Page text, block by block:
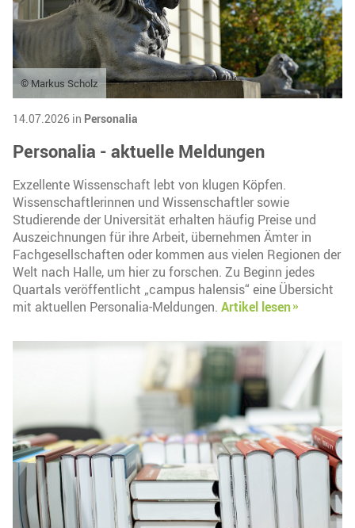
© Markus Scholz
14.07.2026 in Personalia
Personalia - aktuelle Meldungen
Exzellente Wissenschaft lebt von klugen Köpfen.
Wissenschaftlerinnen und Wissenschaftler sowie
Studierende der Universität erhalten häufig Preise und
Auszeichnungen für ihre Arbeit, übernehmen Ämter in
Fachgesellschaften oder kommen aus vielen Regionen der
Welt nach Halle, um hier zu forschen. Zu Beginn jedes
Quartals veröffentlicht „campus halensis“ eine Übersicht
mit aktuellen Personalia-Meldungen. Artikel lesen